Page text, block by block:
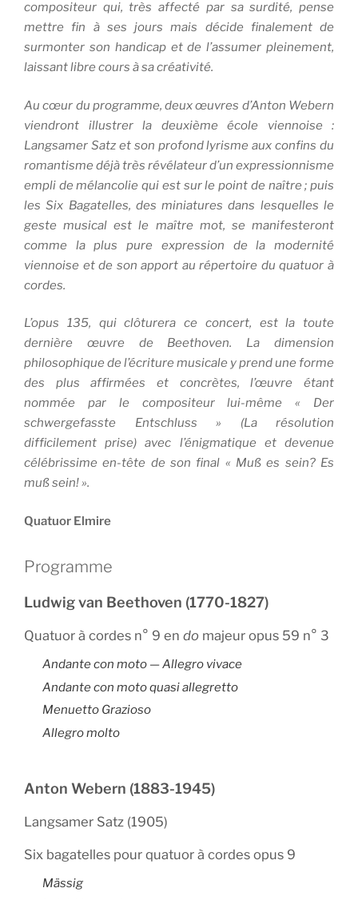
compositeur qui, très affecté par sa surdité, pense
mettre fin à ses jours mais décide finalement de
surmonter son handicap et de l’assumer pleinement,
laissant libre cours à sa créativité.
Au cœur du programme, deux œuvres d’Anton Webern
viendront illustrer la deuxième école viennoise :
Langsamer Satzet son profond lyrisme aux confins du
romantisme déjà très révélateur d’un expressionnisme
empli de mélancolie qui est sur le point de naître ; puis
les Six Bagatelles, des miniatures dans lesquelles le
geste musical est le maître mot, se manifesteront
comme la plus pure expression de la modernité
viennoise et de son apport au répertoire du quatuor à
cordes.
L’opus 135, qui clôturera ce concert, est la toute
dernière œuvre de Beethoven. La dimension
philosophique de l’écriture musicale y prend une forme
des plus affirmées et concrètes, l’œuvre étant
nommée par le compositeur lui-même « Der
schwergefasste Entschluss » (La résolution
difficilement prise) avec l’énigmatique et devenue
célébrissime en-tête de son final « Muß es sein? Es
muß sein! ».
Quatuor Elmire
Programme
Ludwig van Beethoven (1770-1827)
Quatuor à cordes n° 9 en do majeur opus 59 n° 3
Andante con moto — Allegro vivace
Andante con moto quasi allegretto
Menuetto Grazioso
Allegro molto
Anton Webern (1883-1945)
Langsamer Satz (1905)
Six bagatelles pour quatuor à cordes opus 9
Mässig